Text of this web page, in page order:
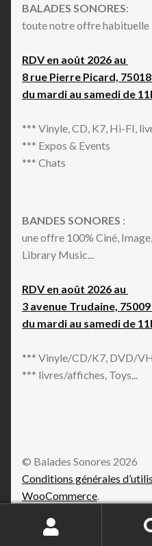
BALADES SONORES:
toute notre offre habituelle
RDV en août 2026 au
8 rue Pierre Picard, 75018
du mardi au samedi de
*** Vinyle, CD, K7, Hi-FI,
*** Expos & Events
*** Chats
BANDES SONORES :
une offre 100% Ciné,
Library Music...
RDV en août 2026 au
3 avenue Trudaine, 75009
du mardi au samedi de
*** Vinyle/CD/K7, DVD/
*** livres/affiches, Toys...
© Balades Sonores 2026
Conditions générales
WooCommerce.
Recherche
Recherche